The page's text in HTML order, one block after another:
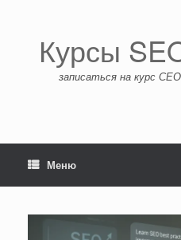
Курсы
записаться на курс
Меню